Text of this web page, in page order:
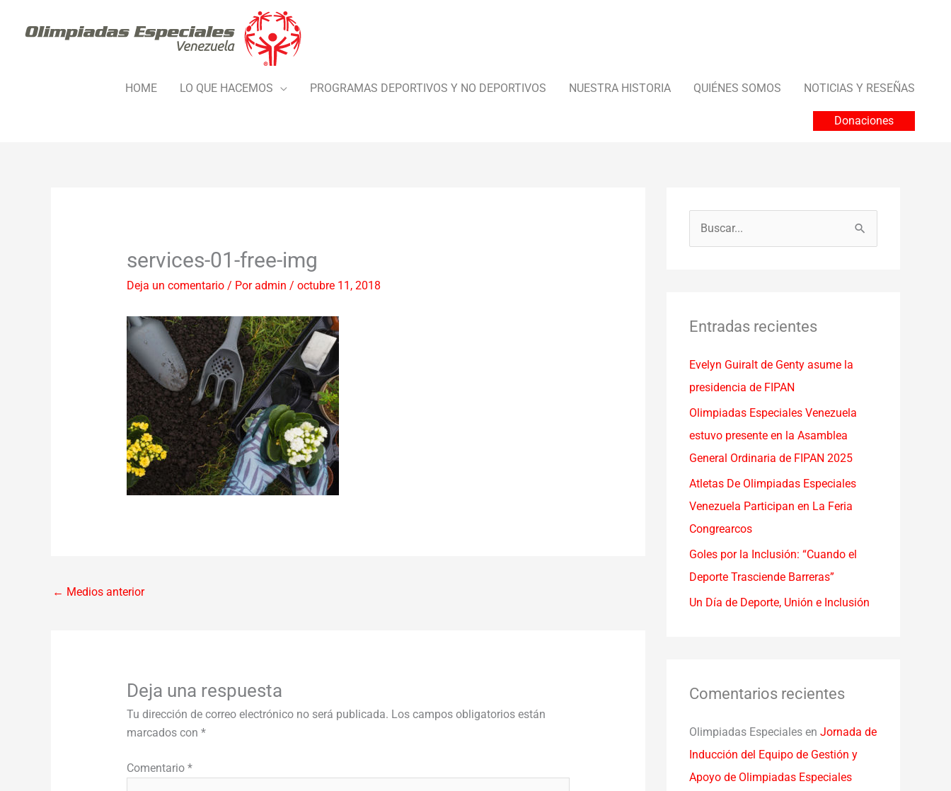
HOME LO QUE HACEMOS PROGRAMAS DEPORTIVOS Y NO DEPORTIVOS NUESTRA HISTORIA QUIÉNES SOMOS NOTICIAS Y RESEÑAS
Donaciones
services-01-free-img
Deja un comentario / Poradmin / octubre 11, 2018
← Medios anterior
Deja una respuesta
Tu dirección de correo electrónico no será publicada. Los campos obligatorios están
marcados con *
Comentario *
a
p
o
r
:
Entradas recientes
Evelyn Guiralt de Genty asume la
presidencia de FIPAN
Olimpiadas Especiales Venezuela
estuvo presente en la Asamblea
General Ordinaria de FIPAN 2025
Atletas De Olimpiadas Especiales
Venezuela Participan en La Feria
Congrearcos
Goles por la Inclusión: “Cuando el
Deporte Trasciende Barreras”
Un Día de Deporte, Unión e Inclusión
Comentarios recientes
Olimpiadas Especiales en Jornada de
Inducción del Equipo de Gestión y
Apoyo de Olimpiadas Especiales